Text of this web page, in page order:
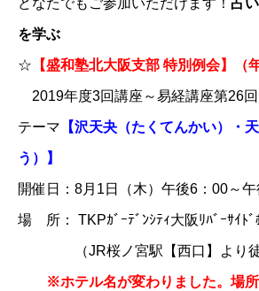
どなたでもご参加いただけます！ 占
を学ぶ
☆ 【盛和塾北大阪支部 特別例会】（
2019年度3回講座～易経講座第26回
テーマ ​【沢天夬 （たくてんかい）・
う）】
開催日：8月1日（木）午後6：00～
場 所： TKPｶﾞｰﾃﾞﾝｼﾃｨ大阪ﾘﾊﾞｰｻｲﾄ
（JR桜ノ宮駅【西口】より徒
※ホテル名が変わりました。場